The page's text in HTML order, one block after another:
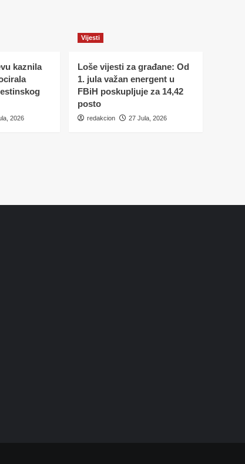
kaznila
2026
Vijesti
Loše vijesti za građane: Od
1. jula važan energent u
FBiH poskupljuje za 14,42
posto
redakcion 27 Jula, 2026